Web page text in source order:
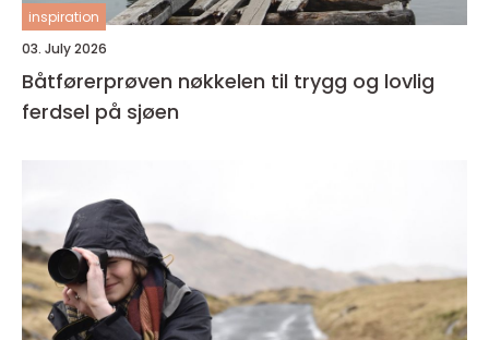
inspiration
03. July 2026
Båtførerprøven nøkkelen til trygg og lovlig
ferdsel på sjøen